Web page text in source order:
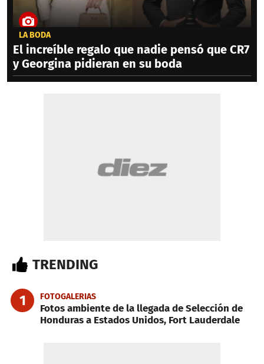
LA BODA
El increíble regalo que nadie pensó que CR7
y Georgina pidieran en su boda
TRENDING
1 FOTOGALERIAS
Fotos ambiente de la llegada de Selección de
Honduras a Estados Unidos, Fort Lauderdale